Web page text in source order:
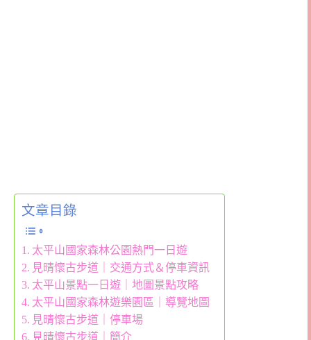
文章目錄
太平山國家森林公園熱門一日遊
見晴懷古步道｜交通方式＆停車資訊
太平山景點一日遊｜地圖景點攻略
太平山國家森林遊樂園區｜導覽地圖
見晴懷古步道｜停車場
見晴懷古步道｜簡介